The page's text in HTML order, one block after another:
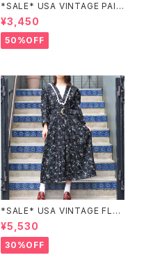
*SALE* USA VINTAGE PAIS
LEY PATTERNED DESIGN S
KIRT/アメリカ古着ペイズリー
柄デザインスカート
¥3,450
50%OFF
*SALE* USA VINTAGE FLO
WER PATTERNED LACE CO
LLAR BELTED ONE PIECE/
アメリカ古着花柄レース襟ベル
テッドワンピース
¥5,530
30%OFF